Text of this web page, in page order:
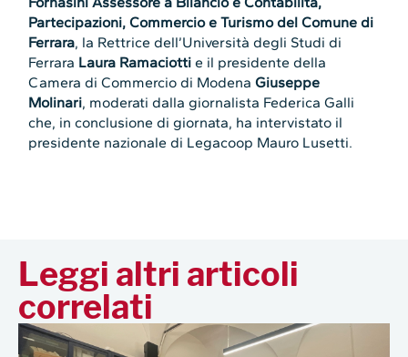
Partecipazioni, Commercio e Turismo del Comune di
Ferrara, la Rettrice dell’Università degli Studi di
Ferrara Laura Ramaciotti e il presidente della
Camera di Commercio di ModenaGiuseppe
Molinari, moderati dalla giornalista Federica Galli
che, in conclusione di giornata, ha intervistato il
presidente nazionale di Legacoop Mauro Lusetti.
Leggi altri articoli
correlati